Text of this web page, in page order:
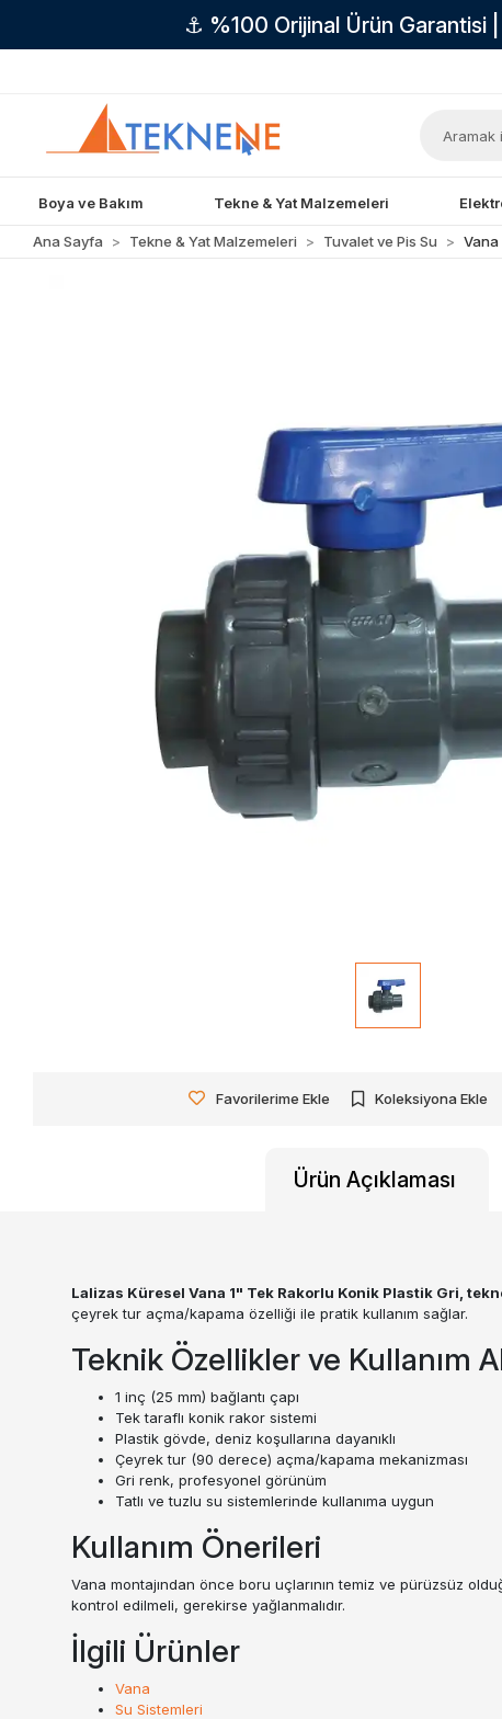
⚓ %100 Orijinal Ürün
Boya ve Bakım Tekne & Yat Malzemeleri
Ana Sayfa Tekne & Yat Malzemeleri Tuvalet ve Pis Su Vana
Favorilerime Ekle Koleksiyona Ekle
Ürün Açıklaması
Lalizas Küresel Vana 1" Tek Rakorlu Konik Plastik Gri,
çeyrek tur açma/kapama özelliği ile pratik kullanım sağlar.
Teknik Özellikler ve Kullanım
1 inç (25 mm) bağlantı çapı
Tek taraflı konik rakor sistemi
Plastik gövde, deniz koşullarına dayanıklı
Çeyrek tur (90 derece) açma/kapama mekanizması
Gri renk, profesyonel görünüm
Tatlı ve tuzlu su sistemlerinde kullanıma uygun
Kullanım Önerileri
Vana montajından önce boru uçlarının temiz ve pürüzsüz
kontrol edilmeli, gerekirse yağlanmalıdır.
İlgili Ürünler
Vana
Su Sistemleri